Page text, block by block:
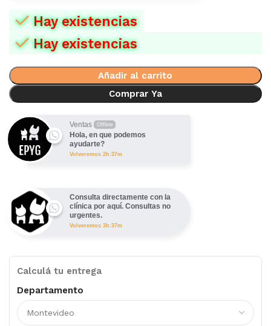
Hay existencias
Hay existencias
Añadir al carrito
Comprar Ya
Ventas Offline
Hola, en que podemos
ayudarte?
Volveremos 2h:37m
Consulta directamente con la
clínica por aquí. Consultas no
urgentes.
Volveremos 3h:37m
Calculá tu entrega
Departamento